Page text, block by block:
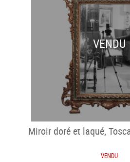
VENDU
Miroir doré et laqué,
VENDU